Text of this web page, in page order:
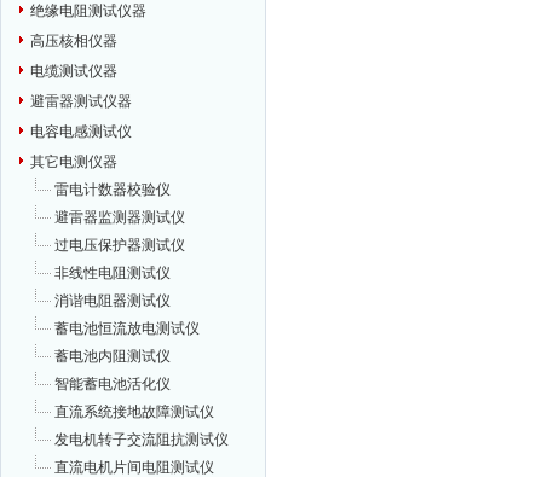
绝缘电阻测试仪器
高压核相仪器
电缆测试仪器
避雷器测试仪器
电容电感测试仪
其它电测仪器
雷电计数器校验仪
避雷器监测器测试仪
过电压保护器测试仪
非线性电阻测试仪
消谐电阻器测试仪
蓄电池恒流放电测试仪
蓄电池内阻测试仪
智能蓄电池活化仪
直流系统接地故障测试仪
发电机转子交流阻抗测试仪
直流电机片间电阻测试仪